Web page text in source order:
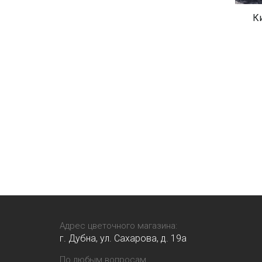
Адрес цветочного магазина:
г. Дубна, ул. Сахарова, д. 19a
По любым вопросам